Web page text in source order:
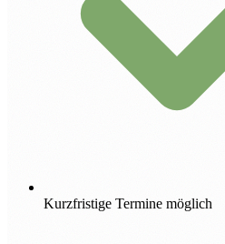
Kurzfristige Termine möglich